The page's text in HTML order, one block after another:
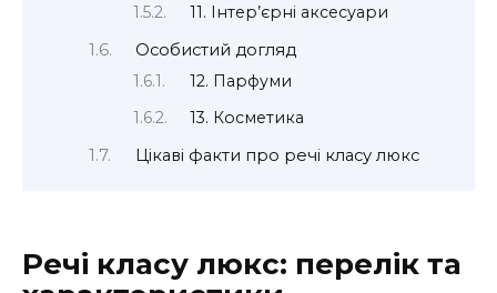
11. Інтер’єрні аксесуари
Особистий догляд
12. Парфуми
13. Косметика
Цікаві факти про речі класу люкс
Речі класу люкс: перелік та